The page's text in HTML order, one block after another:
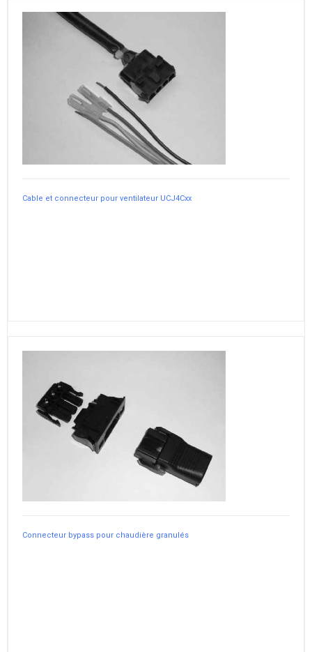
Cable et connecteur pour ventilateur UCJ4Cxx
Connecteur bypass pour chaudière granulés